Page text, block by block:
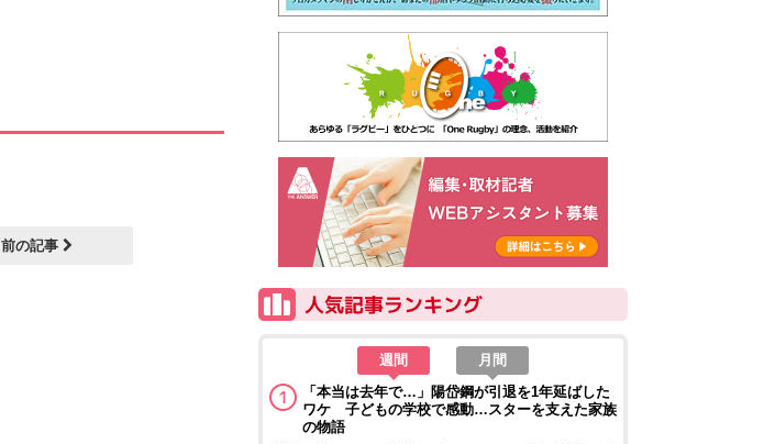
前の記事
週間
月間
「本当は去年で…」陽岱鋼が引退を1年延ばした
ワケ 子どもの学校で感動…スターを支えた家族
の物語